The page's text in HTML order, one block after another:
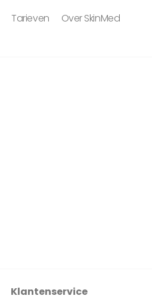
Tarieven
Over SkinMed
Klantenservice